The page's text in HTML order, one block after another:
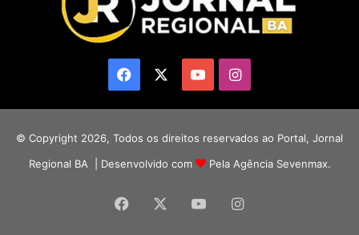
Facebook YouTubeInstagram
© Copyright 2026, Todos os direitos reservados ao Portal, Jornal
Regional BA | Desenvolvido com
Pela Agência Sevenmax.
Facebook YouTubeInstagram